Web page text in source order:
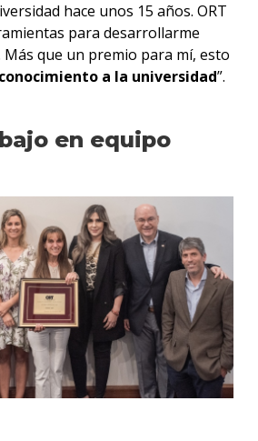
hace unos 15 años. ORT
para desarrollarme
que un premio para mí, esto
a la universidad”.
en equipo